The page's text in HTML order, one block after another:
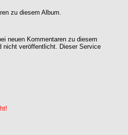
zu diesem Album.
neuen Kommentaren zu diesem
nicht veröffentlicht. Dieser Service